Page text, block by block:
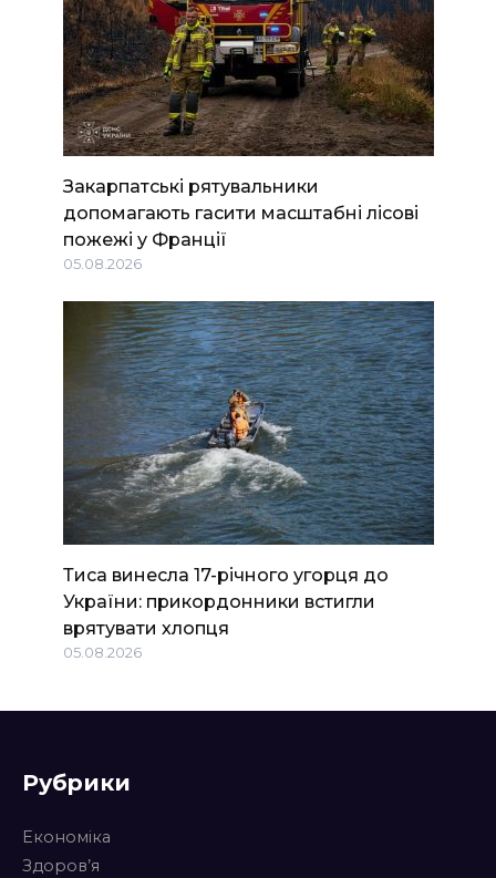
Закарпатські рятувальники
допомагають гасити масштабні лісові
пожежі у Франції
05.08.2026
Тиса винесла 17-річного угорця до
України: прикордонники встигли
врятувати хлопця
05.08.2026
Рубрики
Економіка
Здоров’я